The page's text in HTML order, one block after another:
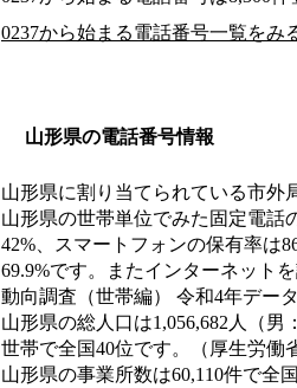
0237から始まる電話番号一覧をみ
山形県の電話番号情報
山形県に割り当てられている市外
山形県の世帯単位でみた固定電話
42%、スマートフォンの保有率は
69.9%です。またインターネット
動向調査（世帯編） 令和4年データ
山形県の総人口は1,056,682人（男
世帯で全国40位です。（厚生労働
山形県の事業所数は60,110件で全